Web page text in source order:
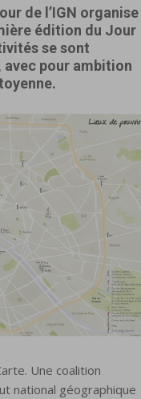
de l’IGN organise
édition du Jour
se sont
avec pour ambition
Une coalition
national géographique